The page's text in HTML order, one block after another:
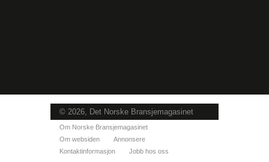
© 2026, Det Norske Bransjemagasinet
Om Norske Bransjemagasinet
Om websiden
Annonsere
Kontaktinformasjon
Jobb hos oss